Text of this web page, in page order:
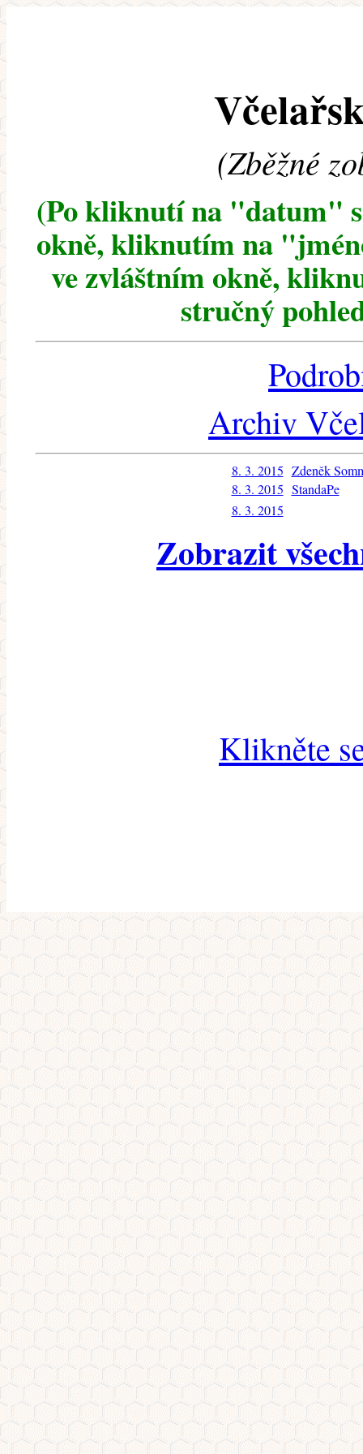
(Zběžné
(Po kliknutí na "datum"
okně, kliknutím na
ve zvláštním okně,
stručný
Archiv
8. 3. 2015 Zdeněk
8. 3. 2015 StandaPe
8. 3. 2015
Zobrazit
Klikněte